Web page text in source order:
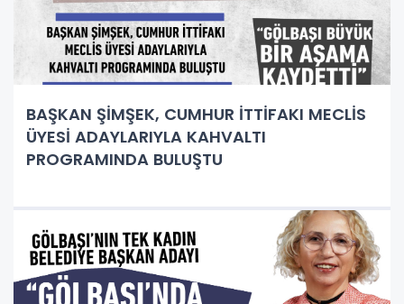
BAŞKAN ŞİMŞEK, CUMHUR İTTİFAKI MECLİS
ÜYESİ ADAYLARIYLA KAHVALTI
PROGRAMINDA BULUŞTU